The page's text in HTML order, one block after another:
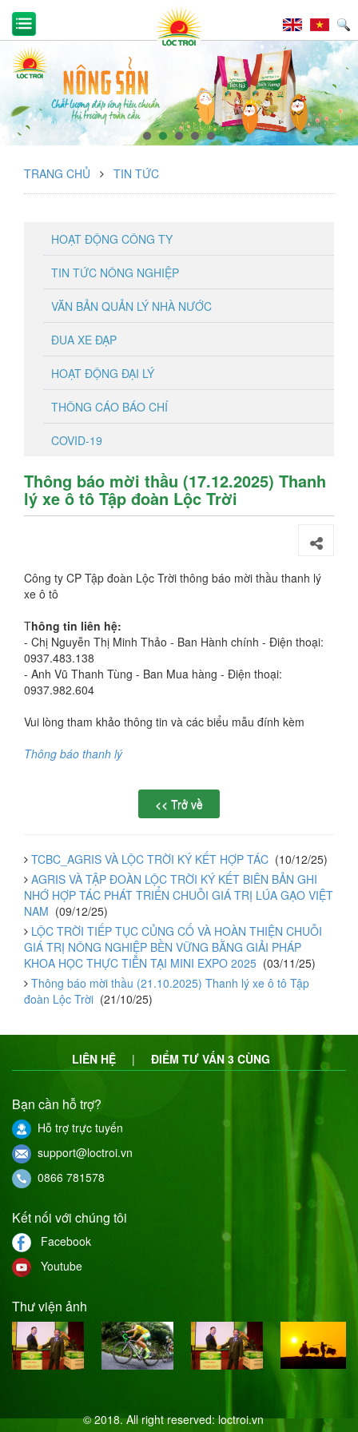
TRANG CHỦ TIN TỨC
HOẠT ĐỘNG CÔNG TY
TIN TỨC NÔNG NGHIỆP
VĂN BẢN QUẢN LÝ NHÀ NƯỚC
ĐUA XE ĐẠP
HOẠT ĐỘNG ĐẠI LÝ
THÔNG CÁO BÁO CHÍ
COVID-19
Thông báo mời thầu (17.12.2025) Thanh
lý xe ô tô Tập đoàn Lộc Trời
Công ty CP Tập đoàn Lộc Trời thông báo mời thầu thanh lý
xe ô tô
Thông tin liên hệ:
- Chị Nguyễn Thị Minh Thảo - Ban Hành chính - Điện thoại:
0937.483.138
- Anh Vũ Thanh Tùng - Ban Mua hàng - Điện thoại:
0937.982.604
Vui lòng tham khảo thông tin và các biểu mẫu đính kèm
Thông báo thanh lý
TCBC_AGRIS VÀ LỘC TRỜI KÝ KẾT HỢP TÁC (10/12/25)
AGRIS VÀ TẬP ĐOÀN LỘC TRỜI KÝ KẾT BIÊN BẢN GHI
NHỚ HỢP TÁC PHÁT TRIỂN CHUỖI GIÁ TRỊ LÚA GẠO VIỆT
NAM (09/12/25)
LỘC TRỜI TIẾP TỤC CỦNG CỐ VÀ HOÀN THIỆN CHUỖI
GIÁ TRỊ NÔNG NGHIỆP BỀN VỮNG BẰNG GIẢI PHÁP
KHOA HỌC THỰC TIỄN TẠI MINI EXPO 2025 (03/11/25)
Thông báo mời thầu (21.10.2025) Thanh lý xe ô tô Tập
đoàn Lộc Trời (21/10/25)
LIÊN HỆ | ĐIỂM TƯ VẤN 3 CÙNG
Bạn cần hỗ trợ?
Hỗ trợ trực tuyến
support@loctroi.vn
0866 781578
Kết nối với chúng tôi
Facebook
Youtube
Thư viện ảnh
© 2018. All right reserved:loctroi.vn